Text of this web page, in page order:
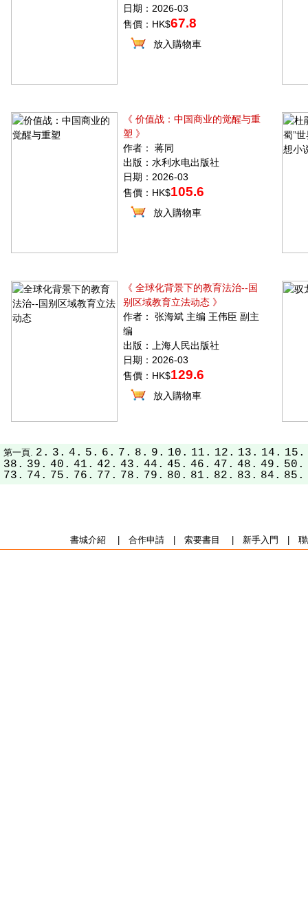
日期：2026-03
售價：HK$67.8
放入購物車
《 价值战：中国商业的觉醒与重
塑 》
作者： 蒋同
出版：水利水电出版社
日期：2026-03
售價：HK$105.6
放入購物車
《 全球化背景下的教育法治--国
别区域教育立法动态 》
作者： 张海斌 主编 王伟臣 副主
编
出版：上海人民出版社
日期：2026-03
售價：HK$129.6
放入購物車
第一頁. 2. 3. 4. 5. 6. 7. 8. 9. 10. 11. 12. 13. 14. 15.
38. 39. 40. 41. 42. 43. 44. 45. 46. 47. 48. 49. 50.
73. 74. 75. 76. 77. 78. 79. 80. 81. 82. 83. 84. 85.
書城介紹 合作申請| 索要書目 新手入門